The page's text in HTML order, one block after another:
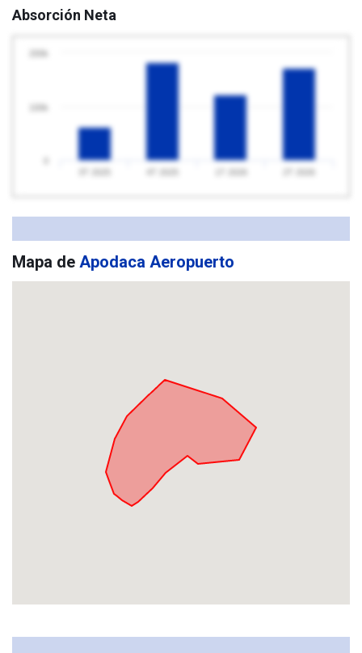
Absorción Neta
Mapa de Apodaca Aeropuerto